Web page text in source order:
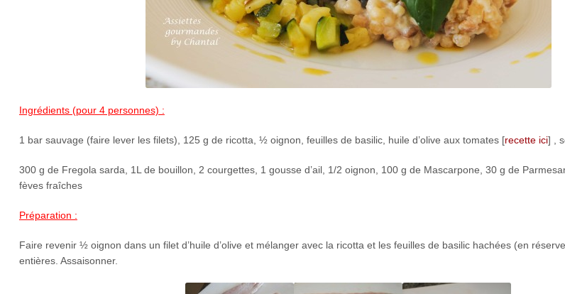
Ingrédients (pour 4 personnes) :
1 bar sauvage (faire lever les filets), 125 g de ricotta, ½ oignon, feuilles de basilic, huile d’olive aux tomates [recette ici] ,
300 g de Fregola sarda, 1L de bouillon, 2 courgettes, 1 gousse d’ail, 1/2 oignon, 100 g de Mascarpone, 30 g de
fèves fraîches
Préparation :
Faire revenir ½ oignon dans un filet d’huile d’olive et mélanger avec la ricotta et les feuilles de basilic hachées (en
entières. Assaisonner.